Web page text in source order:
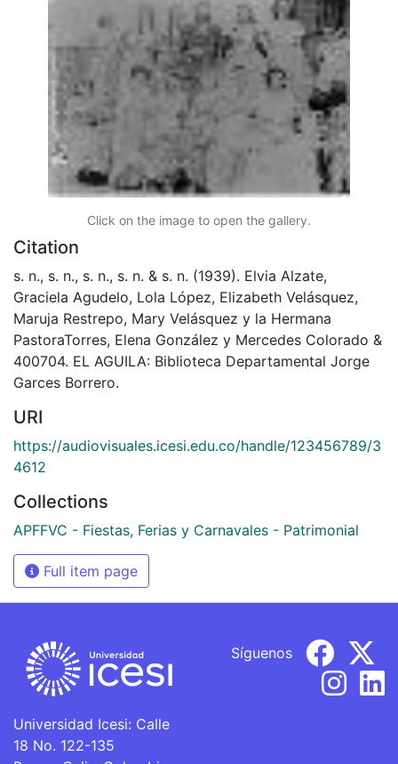
Click on the image to open the gallery.
Citation
s. n., s. n., s. n., s. n. & s. n. (1939). Elvia Alzate,
Graciela Agudelo, Lola López, Elizabeth Velásquez,
Maruja Restrepo, Mary Velásquez y la Hermana
PastoraTorres, Elena González y Mercedes Colorado &
400704. EL AGUILA: Biblioteca Departamental Jorge
Garces Borrero.
URI
https://audiovisuales.icesi.edu.co/handle/123456789/3
4612
Collections
APFFVC - Fiestas, Ferias y Carnavales - Patrimonial
Full item page
Universidad Icesi: Calle
18 No. 122-135
Síguenos